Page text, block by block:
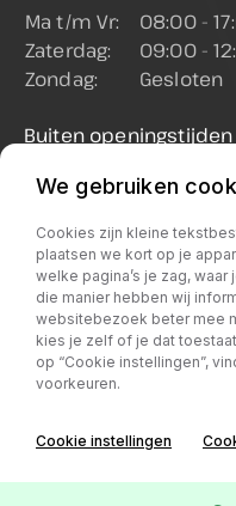
Ma t/m Vr:
08:00 -
Zaterdag:
09:00 -
Zondag:
Gesloten
Buiten
Let op: in juli en
(enkel op afspraak
We gebruiken
Cookies zijn kleine
plaatsen we kort op je
welke pagina’s je zag,
die manier hebben wij
websitebezoek beter mee
kies je zelf of je dat
op “Cookie instellingen”,
voorkeuren.
Cookie instellingen